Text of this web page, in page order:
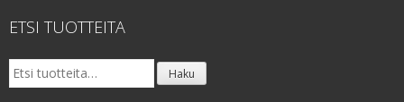
ETSI TUOTTEITA
Etsi: Haku